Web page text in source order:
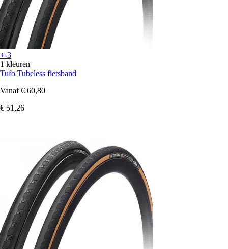
+-3
1 kleuren
Tufo Tubeless fietsband
Vanaf € 60,80
€ 51,26